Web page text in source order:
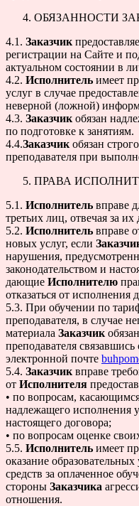
ОБЯЗАННОСТИ
4.1. Заказчик
регистрации на Сайте и
актуальном состоянии в
4.2. Исполнитель имеет
услуг в случае
неверной (ложной)
4.3. Заказчик обязан
по подготовке к занятиям.
4.4.Заказчик обязан
преподавателя при
ПРАВА
5.1. Исполнитель вправе
третьих лиц, отвечая за их
5.2. Исполнитель вправе
новых услуг, если
нарушения,
законодательством и
дающие Исполнителю
отказаться от исполнения
5.3. При обучении по
преподавателя, в случае
материала Заказчик
преподавателя
электронной почте
5.4. Заказчик вправе
от Исполнителя
• по вопросам,
надлежащего исполнения
настоящего договора;
• по вопросам оценке
5.5. Исполнитель имеет
оказание
средств за оплаченное
стороны Заказчика
отношения.